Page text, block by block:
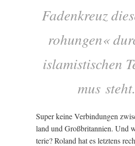
Faden­kreuz
ro­hun­gen«
islam­istischen
mus steht.
Super keine Ver­bindun­gen
land und Großbrit­an­ni­en. Und
ter­ie? Roland hat es let­ztens